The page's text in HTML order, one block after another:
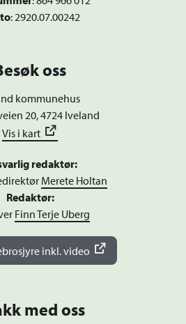
: 2920.07.00242
oss
kommunehus
20, 4724 Iveland
Vis i kart
redaktør:
Merete Holtan
Redaktør:
Finn Terje Uberg
inkl. video
med oss